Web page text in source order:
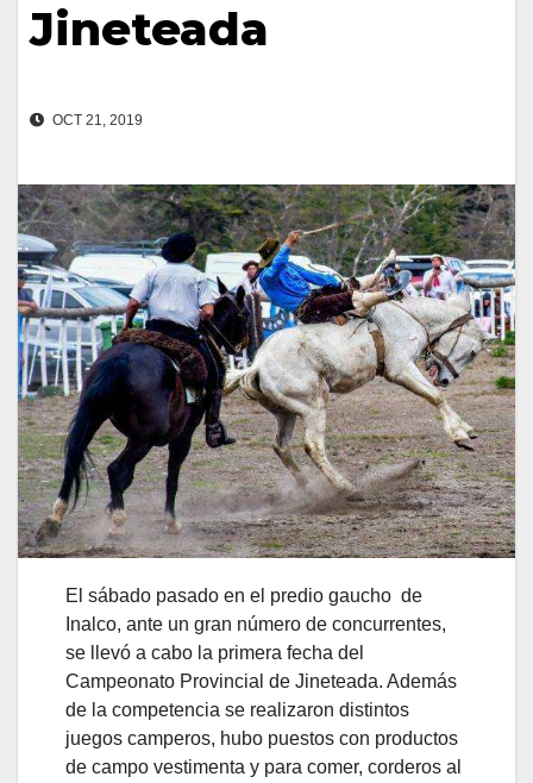
Jineteada
OCT 21, 2019
El sábado pasado en el predio gaucho de
Inalco, ante un gran número de concurrentes,
se llevó a cabo la primera fecha del
Campeonato Provincial de Jineteada. Además
de la competencia se realizaron distintos
juegos camperos, hubo puestos con productos
de campo vestimenta y para comer, corderos al